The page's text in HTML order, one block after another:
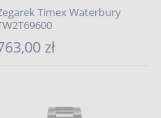
Timex Waterbury
zł